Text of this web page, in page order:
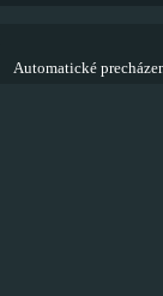
Automatické